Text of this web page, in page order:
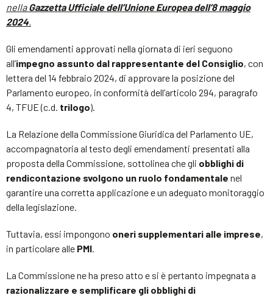
nellaGazzetta Ufficiale dell’Unione Europea dell’8 maggio
2024.
Gli emendamenti approvati nella giornata di ieri seguono
all’impegno assunto dal rappresentante del Consiglio, con
lettera del 14 febbraio 2024, di approvare la posizione del
Parlamento europeo, in conformità dell’articolo 294, paragrafo
4, TFUE (c.d. trilogo).
La Relazione della Commissione Giuridica del Parlamento UE,
accompagnatoria al testo degli emendamenti presentati alla
proposta della Commissione, sottolinea che gli obblighi di
rendicontazione svolgono un ruolo fondamentale nel
garantire una corretta applicazione e un adeguato monitoraggio
della legislazione.
Tuttavia, essi impongono oneri supplementari alle imprese,
in particolare alle PMI.
La Commissione ne ha preso atto e si è pertanto impegnata a
razionalizzare e semplificare gli obblighi di